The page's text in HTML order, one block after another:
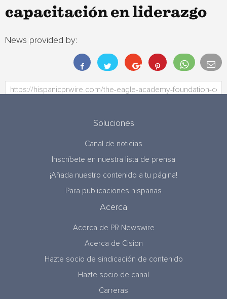
capacitación en liderazgo
News provided by:
Soluciones
Canal de noticias
Inscríbete en nuestra lista de prensa
¡Añada nuestro contenido a tu página!
Para publicaciones hispanas
Acerca
Acerca de PR Newswire
Acerca de Cision
Hazte socio de sindicación de contenido
Hazte socio de canal
Carreras